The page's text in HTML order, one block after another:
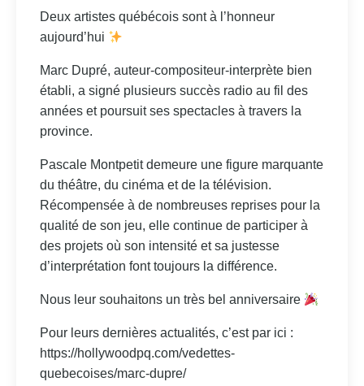
Deux artistes québécois sont à l’honneur
aujourd’hui
Marc Dupré, auteur-compositeur-interprète bien
établi, a signé plusieurs succès radio au fil des
années et poursuit ses spectacles à travers la
province.
Pascale Montpetit demeure une figure marquante
du théâtre, du cinéma et de la télévision.
Récompensée à de nombreuses reprises pour la
qualité de son jeu, elle continue de participer à
des projets où son intensité et sa justesse
d’interprétation font toujours la différence.
Nous leur souhaitons un très bel anniversaire
Pour leurs dernières actualités, c’est par ici :
https://hollywoodpq.com/vedettes-
quebecoises/marc-dupre/